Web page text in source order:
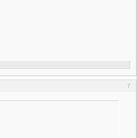
7